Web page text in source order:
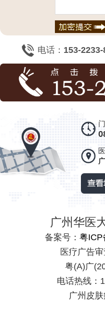
电话： 153-
广州华医
备案号： 粤ICP
医疗广告审
粤(A)广
电话热线：
广州皮